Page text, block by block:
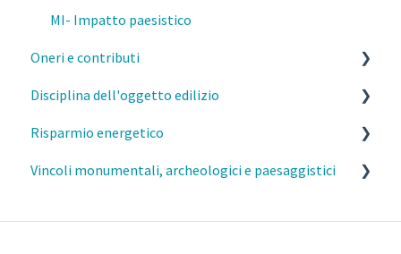
MI- Impatto paesistico
Oneri e contributi
MI- Oneri urbanistici
MI- Contributo di costruzione
MI- Monetizzazione
Disciplina dell'oggetto edilizio
Caratteristiche costruttive e funzionali degli edifici
Distanze
davanzali
Risparmio energetico
Esercizio della professione e parcelle
Vincoli monumentali, archeologici e paesaggistici